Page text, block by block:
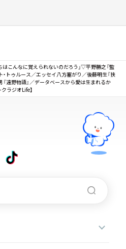
はこんなに覚えられないのだろう」▽平野勝之『監
トゥルース／エッセイ八方塞がり／後藤明生『挟
『遠野物語』／データベースから愛は生まれるか
ラジオLife】